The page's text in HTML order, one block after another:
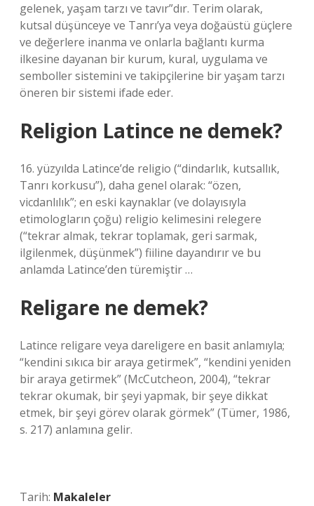
gelenek, yaşam tarzı ve tavır”dır. Terim olarak,
kutsal düşünceye ve Tanrı’ya veya doğaüstü güçlere
ve değerlere inanma ve onlarla bağlantı kurma
ilkesine dayanan bir kurum, kural, uygulama ve
semboller sistemini ve takipçilerine bir yaşam tarzı
öneren bir sistemi ifade eder.
Religion Latince ne demek?
16. yüzyılda Latince’de religio (“dindarlık, kutsallık,
Tanrı korkusu”), daha genel olarak: “özen,
vicdanlılık”; en eski kaynaklar (ve dolayısıyla
etimologların çoğu) religio kelimesini relegere
(“tekrar almak, tekrar toplamak, geri sarmak,
ilgilenmek, düşünmek”) fiiline dayandırır ve bu
anlamda Latince’den türemiştir …
Religare ne demek?
Latince religare veya dareligere en basit anlamıyla;
“kendini sıkıca bir araya getirmek”, “kendini yeniden
bir araya getirmek” (McCutcheon, 2004), “tekrar
tekrar okumak, bir şeyi yapmak, bir şeye dikkat
etmek, bir şeyi görev olarak görmek” (Tümer, 1986,
s. 217) anlamına gelir.
Tarih: Makaleler